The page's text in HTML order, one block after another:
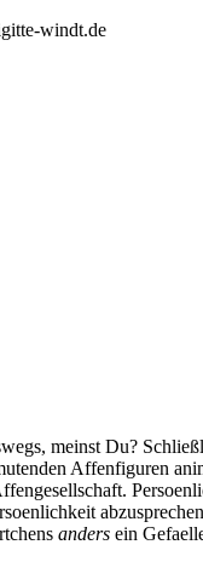
windt.de
meinst Du?
Affenfiguren
anders ein